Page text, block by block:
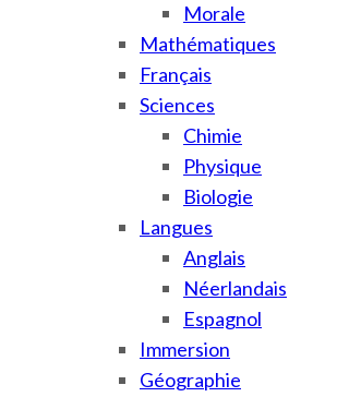
Morale
Mathématiques
Français
Sciences
Chimie
Physique
Biologie
Langues
Anglais
Néerlandais
Espagnol
Immersion
Géographie